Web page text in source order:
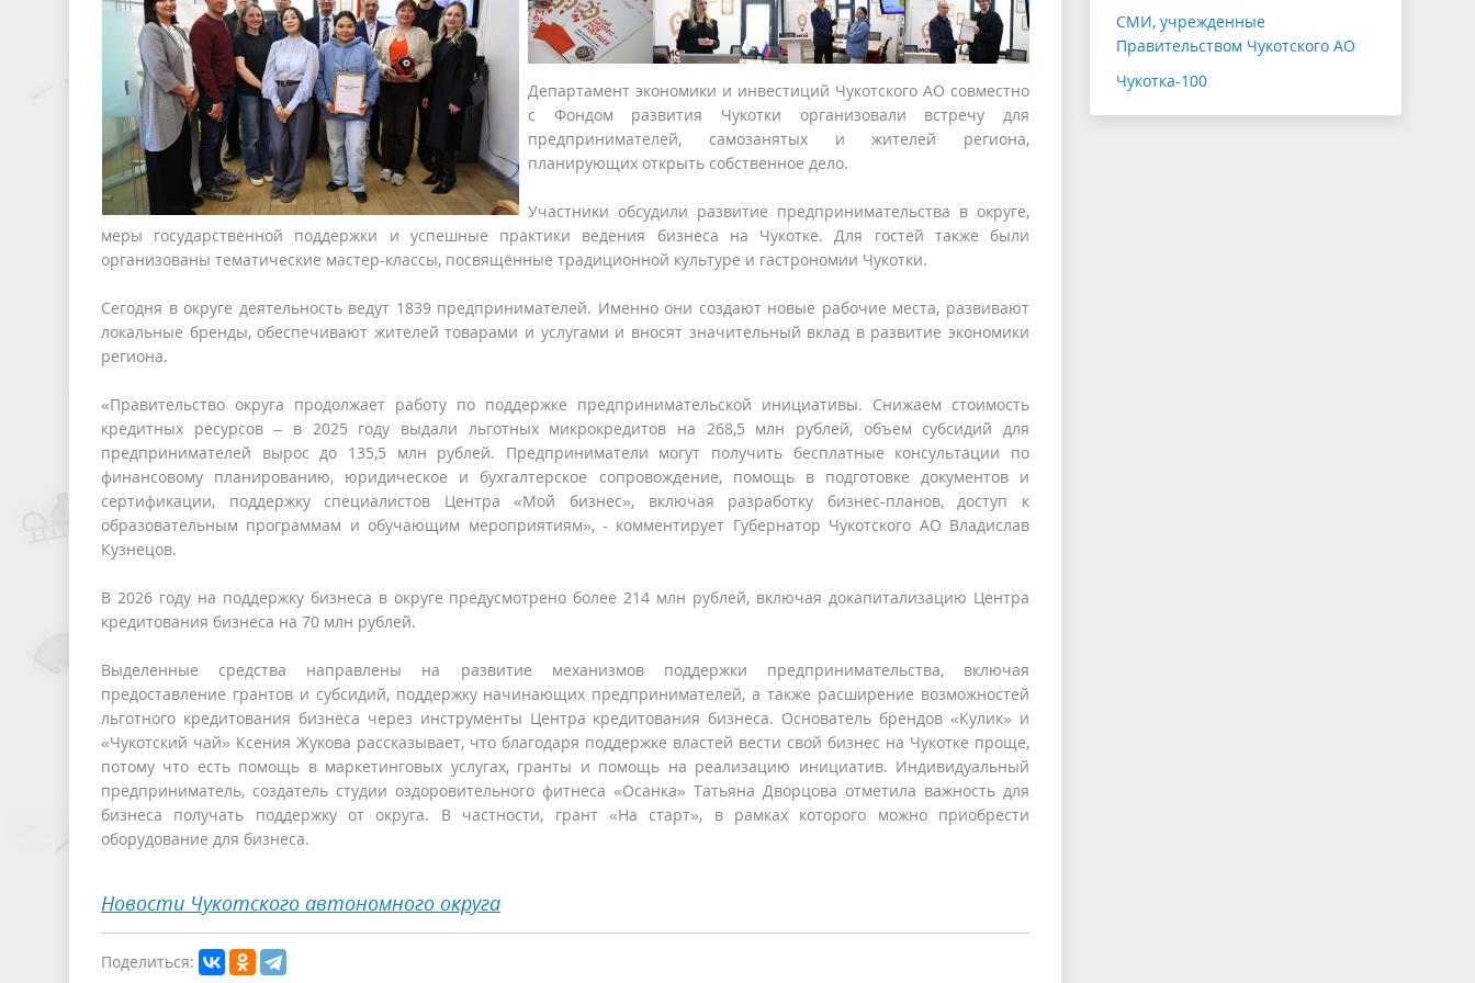
Департамент экономики и инвестиций Чукотского АО совместно
с Фондом развития Чукотки организовали встречу для
предпринимателей, самозанятых и жителей региона,
планирующих открыть собственное дело.
Участники обсудили развитие предпринимательства в округе,
меры государственной поддержки и успешные практики ведения бизнеса на Чукотке. Для гостей также были
организованы тематические мастер-классы, посвящённые традиционной культуре и гастрономии Чукотки.
Сегодня в округе деятельность ведут 1839 предпринимателей. Именно они создают новые рабочие места, развивают
локальные бренды, обеспечивают жителей товарами и услугами и вносят значительный вклад в развитие экономики
региона.
«Правительство округа продолжает работу по поддержке предпринимательской инициативы. Снижаем стоимость
кредитных ресурсов – в 2025 году выдали льготных микрокредитов на 268,5 млн рублей, объем субсидий для
предпринимателей вырос до 135,5 млн рублей. Предприниматели могут получить бесплатные консультации по
финансовому планированию, юридическое и бухгалтерское сопровождение, помощь в подготовке документов и
сертификации, поддержку специалистов Центра «Мой бизнес», включая разработку бизнес-планов, доступ к
образовательным программам и обучающим мероприятиям», - комментирует Губернатор Чукотского АО Владислав
Кузнецов.
В 2026 году на поддержку бизнеса в округе предусмотрено более 214 млн рублей, включая докапитализацию Центра
кредитования бизнеса на 70 млн рублей.
Выделенные средства направлены на развитие механизмов поддержки предпринимательства, включая
предоставление грантов и субсидий, поддержку начинающих предпринимателей, а также расширение возможностей
льготного кредитования бизнеса через инструменты Центра кредитования бизнеса. Основатель брендов «Кулик» и
«Чукотский чай» Ксения Жукова рассказывает, что благодаря поддержке властей вести свой бизнес на Чукотке проще,
потому что есть помощь в маркетинговых услугах, гранты и помощь на реализацию инициатив. Индивидуальный
предприниматель, создатель студии оздоровительного фитнеса «Осанка» Татьяна Дворцова отметила важность для
бизнеса получать поддержку от округа. В частности, грант «На старт», в рамках которого можно приобрести
оборудование для бизнеса.
Новости Чукотского автономного округа
Поделиться:
СМИ, учрежденные
Правительством Чукотского АО
Чукотка-100